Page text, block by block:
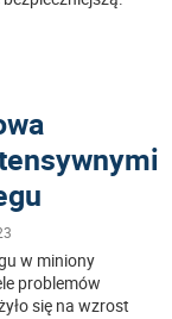
w miniony
problemów
się na wzrost